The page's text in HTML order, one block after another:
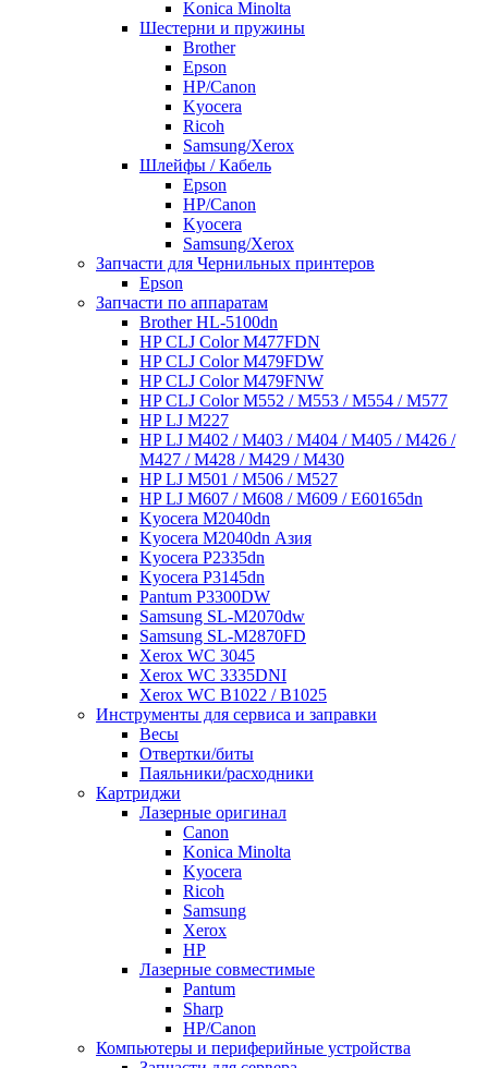
Konica Minolta
Шестерни и пружины
Brother
Epson
HP/Canon
Kyocera
Ricoh
Samsung/Xerox
Шлейфы / Кабель
Epson
HP/Canon
Kyocera
Samsung/Xerox
Запчасти для Чернильных принтеров
Epson
Запчасти по аппаратам
Brother HL-5100dn
HP CLJ Color M477FDN
HP CLJ Color M479FDW
HP CLJ Color M479FNW
HP CLJ Color M552 / M553 / M554 / M577
HP LJ M227
HP LJ M402 / M403 / M404 / M405 / M426 /
M427 / M428 / M429 / M430
HP LJ M501 / M506 / M527
HP LJ M607 / M608 / M609 / E60165dn
Kyocera M2040dn
Kyocera M2040dn Азия
Kyocera P2335dn
Kyocera P3145dn
Pantum P3300DW
Samsung SL-M2070dw
Samsung SL-M2870FD
Xerox WC 3045
Xerox WC 3335DNI
Xerox WC B1022 / B1025
Инструменты для сервиса и заправки
Весы
Отвертки/биты
Паяльники/расходники
Картриджи
Лазерные оригинал
Canon
Konica Minolta
Kyocera
Ricoh
Samsung
Xerox
НР
Лазерные совместимые
Pantum
Sharp
НР/Сanon
Компьютеры и периферийные устройства